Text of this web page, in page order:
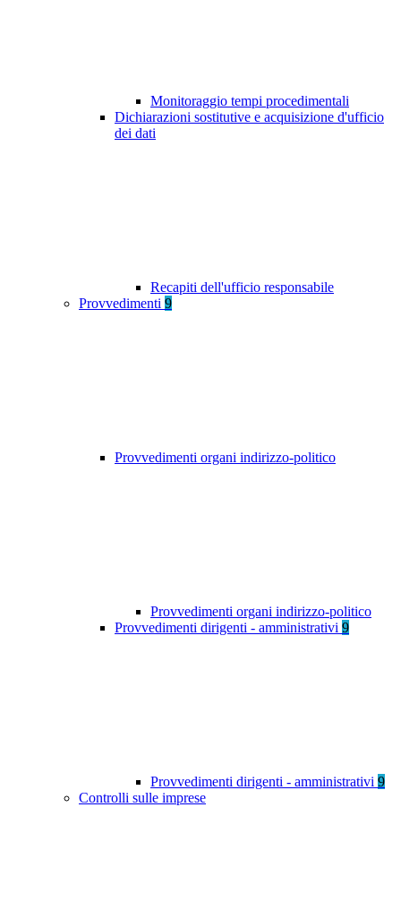
Monitoraggio tempi procedimentali
Dichiarazioni sostitutive e acquisizione d'ufficio
dei dati
Recapiti dell'ufficio responsabile
Provvedimenti 9
Provvedimenti organi indirizzo-politico
Provvedimenti organi indirizzo-politico
Provvedimenti dirigenti - amministrativi 9
Provvedimenti dirigenti - amministrativi 9
Controlli sulle imprese